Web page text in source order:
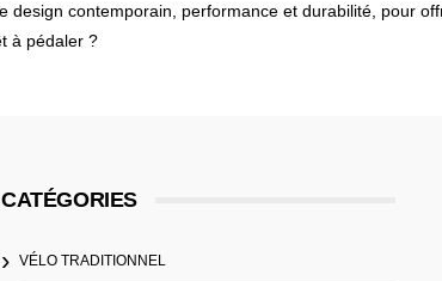
contemporain, performance et durabilité, pour
à pédaler ?
CATÉGORIES
VÉLO TRADITIONNEL